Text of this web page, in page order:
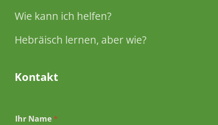
Wie kann ich helfen?
Hebräisch lernen, aber wie?
Kontakt
Ihr Name *